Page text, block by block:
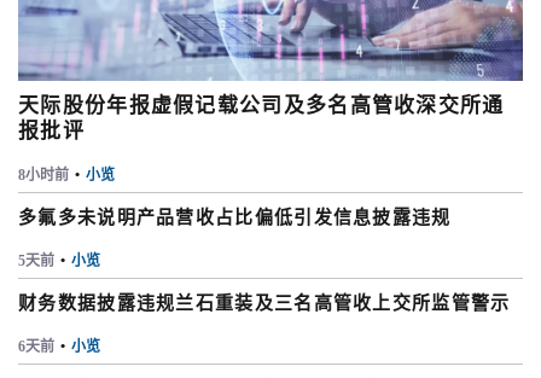
天际股份年报虚假记载公司及多名高管收深交所通
报批评
8小时前 • 小览
多氟多未说明产品营收占比偏低引发信息披露违规
5天前 • 小览
财务数据披露违规兰石重装及三名高管收上交所监管警示
6天前 • 小览